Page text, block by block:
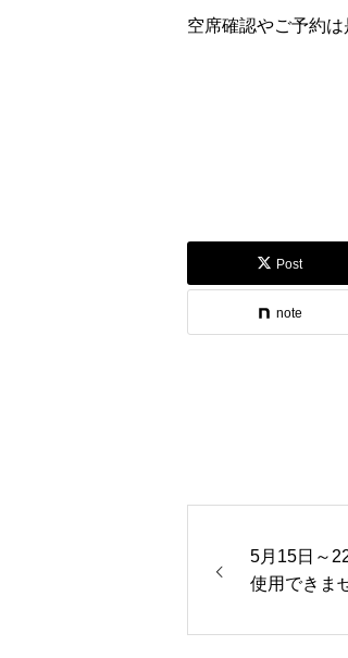
空席確認やご予約は
Post
note
5月15日～
使用できま